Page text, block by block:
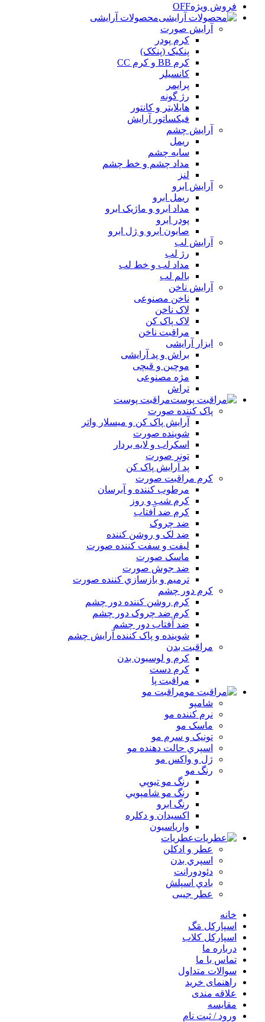
فروش ویژهOFF
محصولات آرایشی
آرایش صورت
کرم پودر
پنکیک (پنکک)
کرم BB و کرم CC
کانسیلر
پرایمر
رژ گونه
هایلایتر و کانتور
فیکساتور آرایش
آرایش چشم
ریمل
سایه چشم
مداد چشم و خط چشم
لنز
آرایش ابرو
ریمل ابرو
مداد ابرو و ماژیک ابرو
پودر ابرو
صابون ابرو و ژل ابرو
آرایش لب
رژ لب
مداد لب و خط لب
بالم لب
آرایش ناخن
ناخن مصنوعی
لاک ناخن
لاک پاک کن
مراقبت ناخن
ابزار آرایشی
براش و پد آرایشی
موچین و قیچی
مژه مصنوعی
تراش
مراقبت پوست
پاک کننده صورت
آرايش پاک کن و ميسلار واتر
شوينده صورت
اسکراب و لايه بردار
تونر صورت
پد آرايش پاک کن
کرم مراقبت صورت
مرطوب کننده و آبرسان
کرم شب و روز
کرم ضد آفتاب
ضد چروک
ضد لک و روشن کننده
ليفت و سفت کننده صورت
ماسک صورت
ضد جوش صورت
ترميم و بازسازي کننده صورت
کرم دور چشم
کرم روشن کننده دور چشم
کرم ضد چروک دور چشم
ضد آفتاب دور چشم
شوينده و پاک کننده آرايش چشم
مراقبت بدن
کرم و لوسيون بدن
کرم دست
مراقبت پا
مراقبت مو
شامپو
نرم کننده مو
ماسک مو
تونيک و سرم مو
اسپري حالت دهنده مو
ژل و واکس مو
رنگ مو
رنگ مو تيوپي
رنگ مو شامپويي
رنگ ابرو
اکسيدان و دکلره
وارياسيون
عطریات
عطر و ادکلن
اسپري بدن
دئودورانت
بادي اسپلش
عطر جيبی
خانه
اسپارکل مَگ
اسپارکل کلاب
درباره ما
تماس با ما
سوالات متداول
راهنمای خرید
علاقه مندی
مقایسه
ورود / ثبت نام